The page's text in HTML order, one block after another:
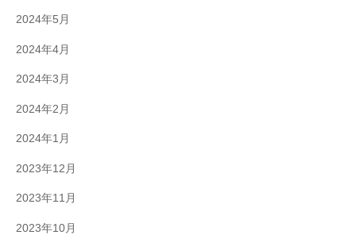
2024年5月
2024年4月
2024年3月
2024年2月
2024年1月
2023年12月
2023年11月
2023年10月